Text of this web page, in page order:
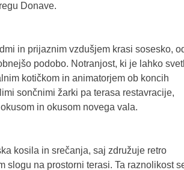
Donave.
in prijaznim vzdušjem krasi sosesko,
podobo. Notranjost, ki je lahko
kotičkom in animatorjem ob koncih
sončnimi žarki pa terasa restavracije,
in okusom novega vala.
kosila in srečanja, saj združuje retro
slogu na prostorni terasi. Ta raznolikost